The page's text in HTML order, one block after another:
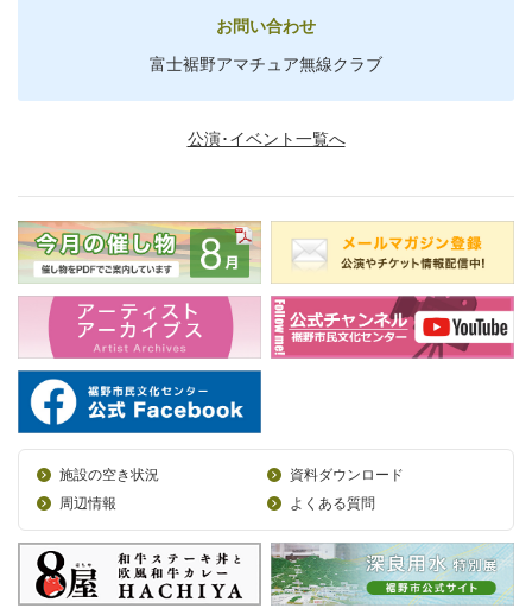
お問い合わせ
富士裾野アマチュア無線クラブ
公演･イベント一覧へ
施設の空き状況
資料ダウンロード
周辺情報
よくある質問